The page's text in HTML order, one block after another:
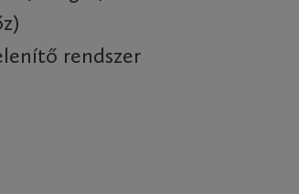
rendszer